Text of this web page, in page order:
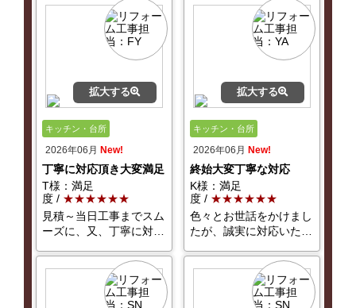
拡大する
キッチン・台所
2026年06月New!
丁寧に対応頂き大変満足
T様：満足
度 / ★★★★★★
見積～当日工事までスム
ーズに、又、丁寧に対…
拡大する
キッチン・台所
2026年06月New!
終始大変丁寧な対応
K様：満足
度 / ★★★★★★
色々とお世話をかけまし
たが、誠実に対応いた…